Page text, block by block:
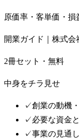
原価率・客単価・損
開業ガイド｜株式会
2冊セット・無料
中身をチラ見せ
✓創業の動機
✓必要な資金
✓事業の見通